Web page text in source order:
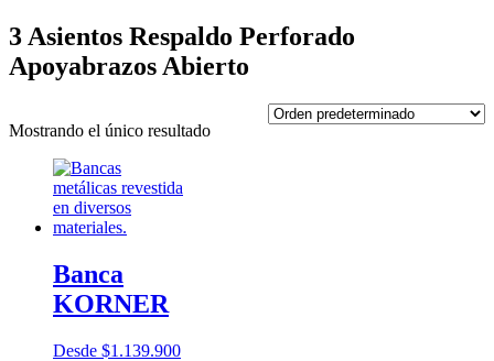
3 Asientos Respaldo Perforado
Apoyabrazos Abierto
Mostrando el único resultado
Banca
KORNER
Desde $1.139.900